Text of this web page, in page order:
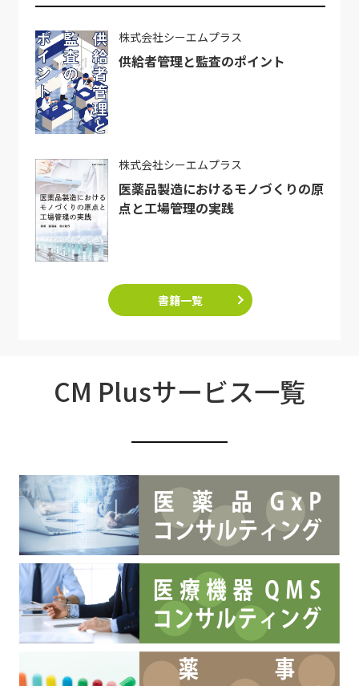
株式会社シーエムプラス
供給者管理と監査のポイント
株式会社シーエムプラス
医薬品製造におけるモノづくりの原
点と工場管理の実践
書籍一覧
CM Plusサービス一覧